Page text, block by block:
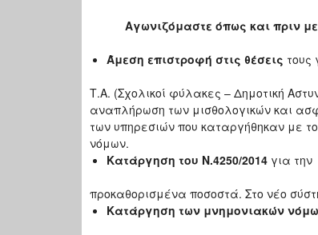
Αγωνιζόμαστε όπως και πριν
Άμεση επιστροφή στις θέσεις τους
Τ.Α. (Σχολικοί φύλακες – Δημοτική
αναπλήρωση των μισθολογικών και
των υπηρεσιών που καταργήθηκαν με
νόμων.
Κατάργηση του Ν.4250/2014 για την
προκαθορισμένα ποσοστά. Στο νέο
Κατάργηση των μνημονιακών